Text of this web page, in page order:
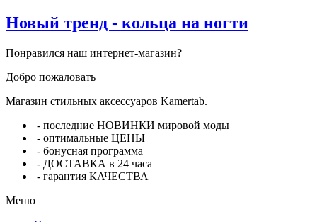
Новый тренд - кольца на ногти
Понравился наш интернет-магазин?
Добро пожаловать
Магазин стильных аксессуаров Kamertab.
- последние НОВИНКИ мировой моды
- оптимальные ЦЕНЫ
- бонусная программа
- ДОСТАВКА в 24 часа
- гарантия КАЧЕСТВА
Меню